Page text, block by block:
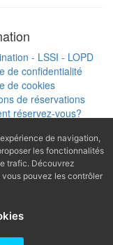
- LSSI - LOPD
de confidentialité
de cookies
de réservations
réservez-vous?
972 770
168
616 966
682
de navigation,
les fonctionnalités
trafic. Découvrez
pouvez les contrôler